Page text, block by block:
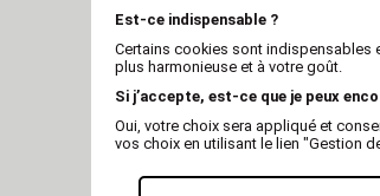
Est-ce indispensable ?
Certains cookies sont indispensables
plus harmonieuse et à votre goût.
Si j’accepte, est-ce que je peux
Oui, votre choix sera appliqué et
vos choix en utilisant le lien "Gestion